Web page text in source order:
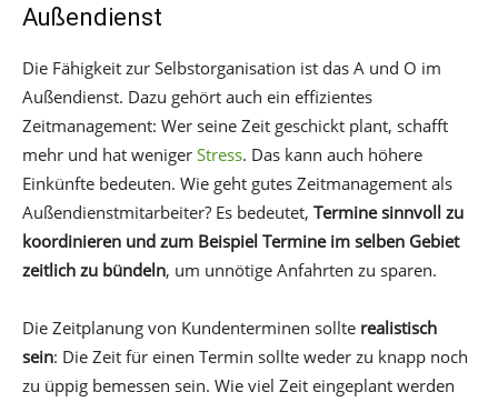
Außendienst
Die Fähigkeit zur Selbstorganisation ist das A und O im
Außendienst. Dazu gehört auch ein effizientes
Zeitmanagement: Wer seine Zeit geschickt plant, schafft
mehr und hat weniger Stress. Das kann auch höhere
Einkünfte bedeuten. Wie geht gutes Zeitmanagement als
Außendienstmitarbeiter? Es bedeutet, Termine sinnvoll zu
koordinieren und zum Beispiel Termine im selben Gebiet
zeitlich zu bündeln, um unnötige Anfahrten zu sparen.
Die Zeitplanung von Kundenterminen sollte realistisch
sein: Die Zeit für einen Termin sollte weder zu knapp noch
zu üppig bemessen sein. Wie viel Zeit eingeplant werden